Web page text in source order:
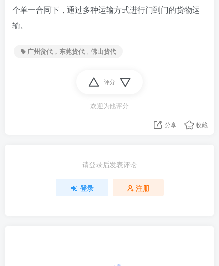
个单一合同下，通过多种运输方式进行门到门的货物运
输。
广州货代，东莞货代，佛山货代
评分
欢迎为他评分
分享 收藏
请登录后发表评论
登录 注册